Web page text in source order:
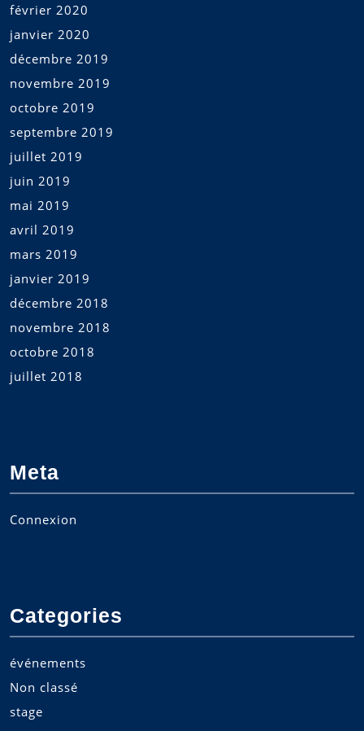
février 2020
janvier 2020
décembre 2019
novembre 2019
octobre 2019
septembre 2019
juillet 2019
juin 2019
mai 2019
avril 2019
mars 2019
janvier 2019
décembre 2018
novembre 2018
octobre 2018
juillet 2018
Meta
Connexion
Categories
événements
Non classé
stage